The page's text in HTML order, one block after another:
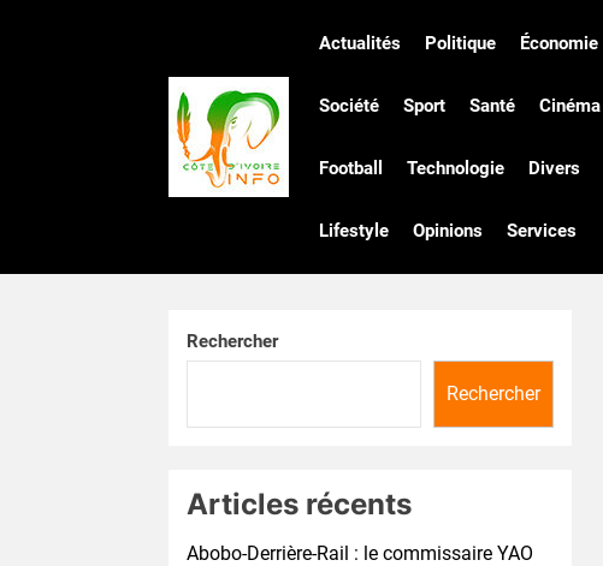
Côte
d'Ivoire
Infos
Actualités Politique Économie
Société Sport Santé Cinéma
Football Technologie Divers
Lifestyle Opinions Services
Rechercher
Rechercher
Articles récents
Abobo-Derrière-Rail : le commissaire YAO